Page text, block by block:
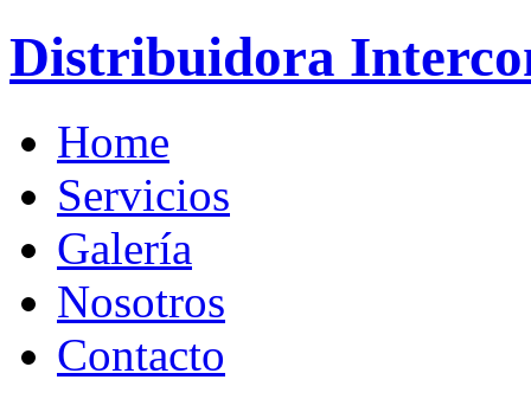
Distribuidora
Home
Servicios
Galería
Nosotros
Contacto